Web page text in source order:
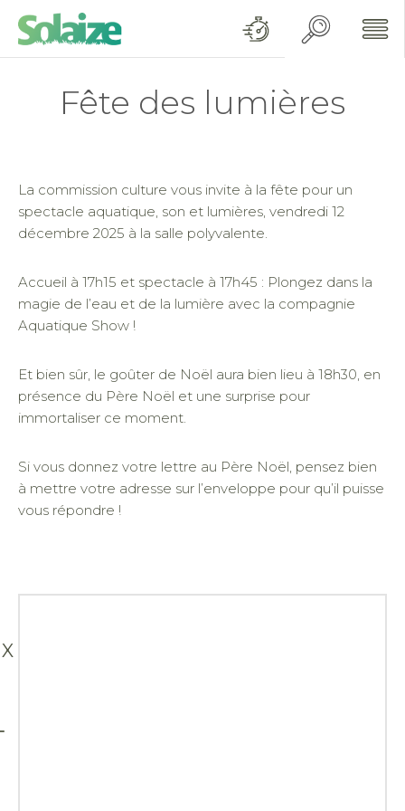
Fête des lumières
La commission culture vous invite à la fête pour un
spectacle aquatique, son et lumières, vendredi 12
décembre 2025 à la salle polyvalente.
Accueil à 17h15 et spectacle à 17h45 : Plongez dans la
magie de l’eau et de la lumière avec la compagnie
Aquatique Show !
Et bien sûr, le goûter de Noël aura bien lieu à 18h30, en
présence du Père Noël et une surprise pour
immortaliser ce moment.
Si vous donnez votre lettre au Père Noël, pensez bien
à mettre votre adresse sur l’enveloppe pour qu’il puisse
vous répondre !
X